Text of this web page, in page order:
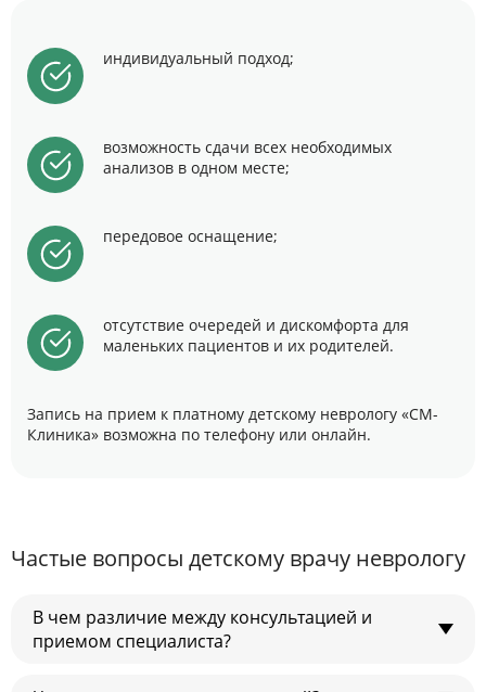
индивидуальный подход;
возможность сдачи всех необходимых
анализов в одном месте;
передовое оснащение;
отсутствие очередей и дискомфорта для
маленьких пациентов и их родителей.
Запись на прием к платному детскому неврологу «СМ-
Клиника» возможна по телефону или онлайн.
Частые вопросы детскому врачу неврологу
В чем различие между консультацией и
приемом специалиста?